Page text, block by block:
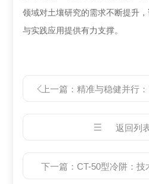
领域对土壤研究的需求不断提升
与实践应用提供有力支撑。
上一篇： 精准与稳健并行：7112T
返回列
下一篇：CT-50型冷阱：技术